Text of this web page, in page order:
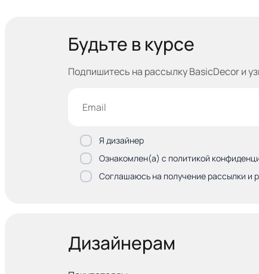
Будьте в курсе
Подпишитесь на рассылку BasicDecor и
Я дизайнер
Ознакомлен(а) с политикой
Соглашаюсь на получение рассылки и
Дизайнерам